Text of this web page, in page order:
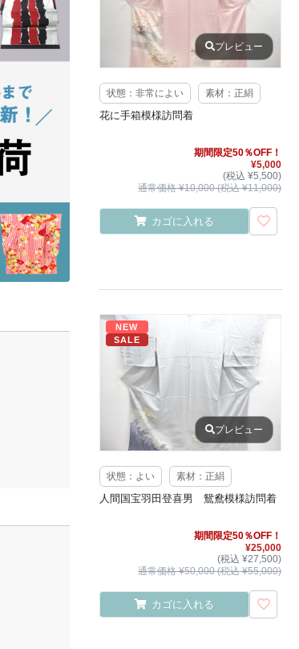
プレビュー
状態：非常によい 素材：正絹
花に手箱模様訪問着
期間限定50％OFF！
¥5,000
(税込 ¥5,500)
通常価格 ¥10,000 (税込 ¥11,000)
カゴに入れる
NEW
SALE
プレビュー
状態：よい 素材：正絹
人間国宝羽田登喜男 鴛鴦模様訪問着
期間限定50％OFF！
¥25,000
(税込 ¥27,500)
通常価格 ¥50,000 (税込 ¥55,000)
カゴに入れる